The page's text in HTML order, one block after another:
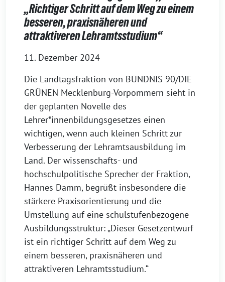
„Richtiger Schritt auf dem Weg zu einem
besseren, praxisnäheren und
attraktiveren Lehramtsstudium“
11. Dezember 2024
Die Landtagsfraktion von BÜNDNIS 90/DIE
GRÜNEN Mecklenburg-Vorpommern sieht in
der geplanten Novelle des
Lehrer*innenbildungsgesetzes einen
wichtigen, wenn auch kleinen Schritt zur
Verbesserung der Lehramtsausbildung im
Land. Der wissenschafts- und
hochschulpolitische Sprecher der Fraktion,
Hannes Damm, begrüßt insbesondere die
stärkere Praxisorientierung und die
Umstellung auf eine schulstufenbezogene
Ausbildungsstruktur: „Dieser Gesetzentwurf
ist ein richtiger Schritt auf dem Weg zu
einem besseren, praxisnäheren und
attraktiveren Lehramtsstudium.“